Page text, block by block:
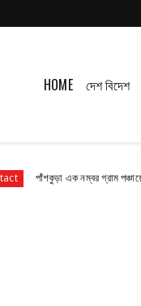
HOME দেশ বিদেশ
এক নম্বর গ্রাম পঞ্চায়েতের বোর্ড গঠন